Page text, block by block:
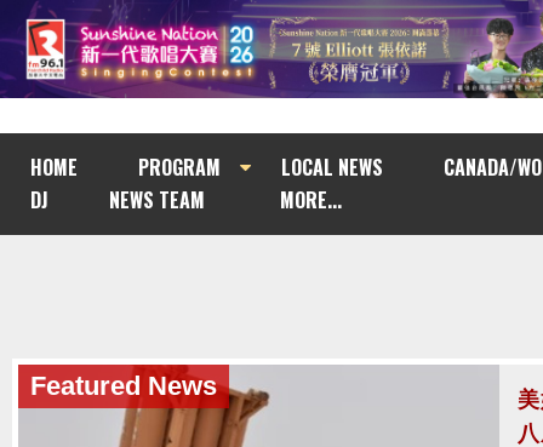
HOME PROGRAM LOCAL NEWS
CANADA/
DJ
NEWS TEAM MORE...
Featured News